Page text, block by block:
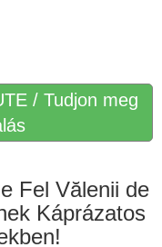
/ Tudjon meg
Fel Vălenii de
Káprázatos